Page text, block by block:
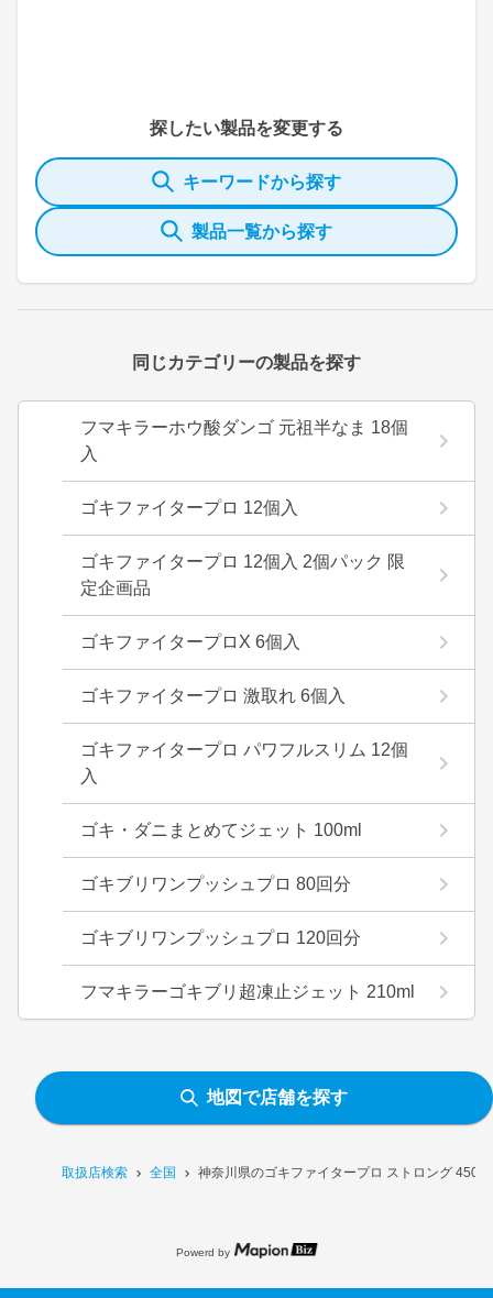
取扱店検索 全国 神奈川県のゴキファイタープロ ストロング
探したい製品を変更する
キーワードから探す
製品一覧から探す
同じカテゴリーの製品を探す
フマキラーホウ酸ダンゴ 元祖半なま 18個
入
ゴキファイタープロ 12個入
ゴキファイタープロ 12個入 2個パック 限
定企画品
ゴキファイタープロX 6個入
ゴキファイタープロ 激取れ 6個入
ゴキファイタープロ パワフルスリム 12個
入
ゴキ・ダニまとめてジェット 100ml
ゴキブリワンプッシュプロ 80回分
ゴキブリワンプッシュプロ 120回分
フマキラーゴキブリ超凍止ジェット 210ml
地図で店舗を探す
Powerd by